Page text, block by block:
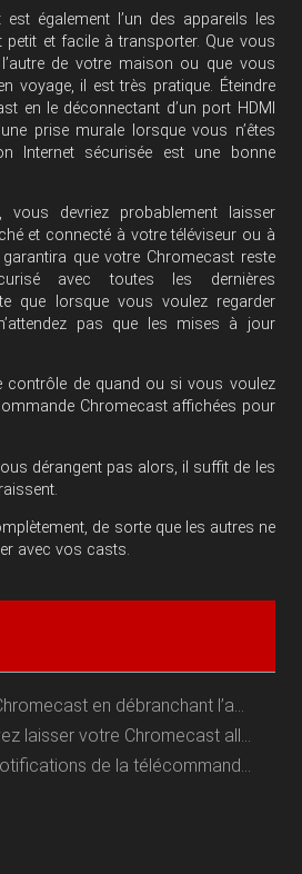
est également l’un des appareils les
et facile à transporter. Que vous
l’autre de votre maison ou que vous
voyage, il est très pratique. Éteindre
en le déconnectant d’un port HDMI
prise murale lorsque vous n’êtes
Internet sécurisée est une bonne
vous devriez probablement laisser
et connecté à votre téléviseur ou à
que votre Chromecast reste
avec toutes les dernières
que lorsque vous voulez regarder
pas que les mises à jour
contrôle de quand ou si vous voulez
Chromecast affichées pour
dérangent pas alors, il suffit de les
de sorte que les autres ne
avec vos casts.